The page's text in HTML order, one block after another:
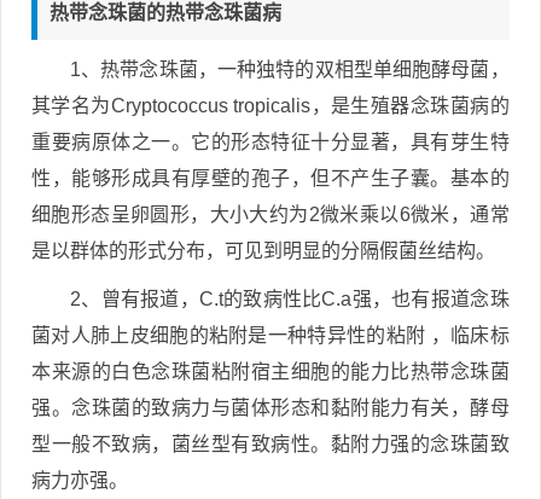
热带念珠菌的热带念珠菌病
1、热带念珠菌，一种独特的双相型单细胞酵母菌，
其学名为Cryptococcus tropicalis，是生殖器念珠菌病的
重要病原体之一。它的形态特征十分显著，具有芽生特
性，能够形成具有厚壁的孢子，但不产生子囊。基本的
细胞形态呈卵圆形，大小大约为2微米乘以6微米，通常
是以群体的形式分布，可见到明显的分隔假菌丝结构。
2、曾有报道，C.t的致病性比C.a强，也有报道念珠
菌对人肺上皮细胞的粘附是一种特异性的粘附 ，临床标
本来源的白色念珠菌粘附宿主细胞的能力比热带念珠菌
强。念珠菌的致病力与菌体形态和黏附能力有关，酵母
型一般不致病，菌丝型有致病性。黏附力强的念珠菌致
病力亦强。